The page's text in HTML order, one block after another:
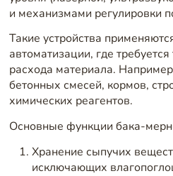
и механизмами регулировки
Такие устройства
автоматизации, где
расхода материала.
бетонных смесей, кормов,
химических реагентов.
Основные функции бака-
Хранение сыпучих
исключающих